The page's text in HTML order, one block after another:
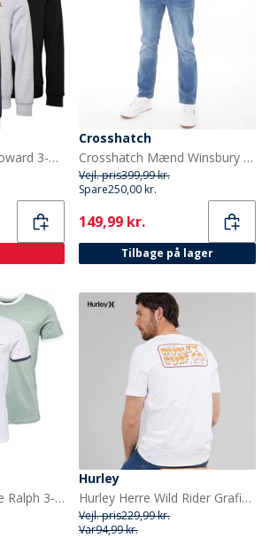
Brave Soul Herre Howard 3-pak Hoodies Sort/Grå/Blå
Crosshatch
Crosshatch Mænd Winsbury Bootcut Jeans Stenvasket
Vejl. pris399,99 kr.
Spare250,00 kr.
Current
149,99 kr.
Tilbage på lager
JACK & JONES Herre Ralph 3-pak T-shirts Hvid/Ashley Blå/Grøn Milieu
Hurley
Hurley Herre Wild Rider Grafisk T-shirt White Traditional
Vejl. pris229,99 kr.
Var94,99 kr.